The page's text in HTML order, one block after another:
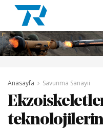
Anasayfa Savunma Sanayii